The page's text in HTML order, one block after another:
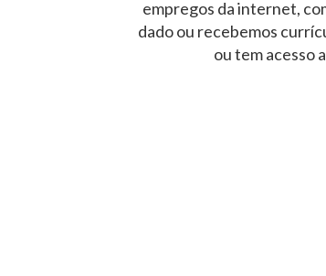
empregos da internet,
dado ou recebemos
ou tem acesso